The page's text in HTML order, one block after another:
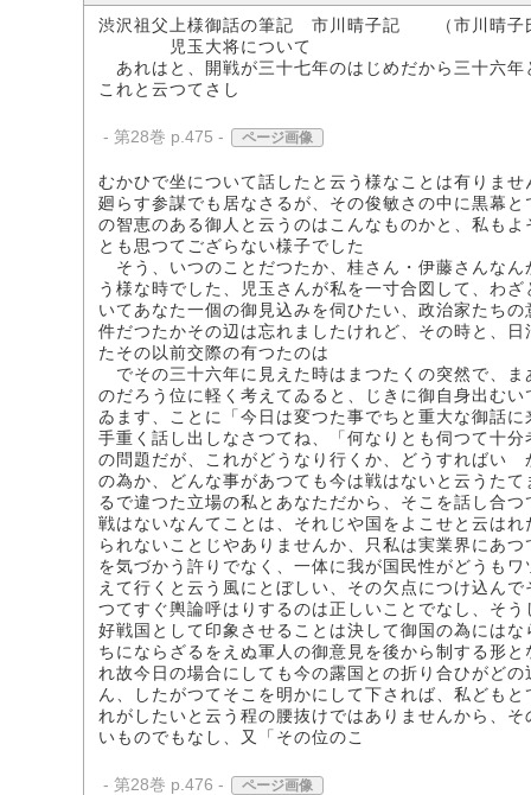
渋沢祖父上様御話の筆記 市川晴子記 （市川晴子
児玉大将について
あれはと、開戦が三十七年のはじめだから三十六
これと云つてさし
- 第28巻 p.475 - ページ画像
むかひで坐について話したと云う様なことは有りま
廻らす参謀でも居なさるが、その俊敏さの中に黒幕
の智恵のある御人と云うのはこんなものかと、私も
とも思つてござらない様子でした
そう、いつのことだつたか、桂さん・伊藤さんな
う様な時でした、児玉さんが私を一寸合図して、わ
いてあなた一個の御見込みを伺ひたい、政治家たち
件だつたかその辺は忘れましたけれど、その時と、
たその以前交際の有つたのは
でその三十六年に見えた時はまつたくの突然で、
のだろう位に軽く考えてゐると、じきに御自身出む
ゐます、ことに「今日は変つた事でちと重大な御話
手重く話し出しなさつてね、「何なりとも伺つて十
の問題だが、これがどうなり行くか、どうすればい
の為か、どんな事があつても今は戦はないと云うた
るで違つた立場の私とあなただから、そこを話し合
戦はないなんてことは、それじや国をよこせと云は
られないことじやありませんか、只私は実業界にあ
を気づかう許りでなく、一体に我が国民性がどうも
えて行くと云う風にとぼしい、その欠点につけ込ん
つてすぐ輿論呼はりするのは正しいことでなし、そ
好戦国として印象させることは決して御国の為には
ちにならざるをえぬ軍人の御意見を後から制する形
れ故今日の場合にしても今の露国との折り合ひがど
ん、したがつてそこを明かにして下されば、私ども
れがしたいと云う程の腰抜けではありませんから、
いものでもなし、又「その位のこ
- 第28巻 p.476 - ページ画像